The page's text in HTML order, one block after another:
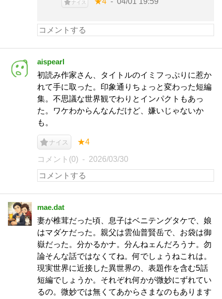
ナイス
aispearl
初読み作家さん、タイトルのイミフっぷりに惹か
れて手に取った。印象通りちょっと変わった短編
集。不思議な世界観でわりとインパクトもあっ
た。ワケわからんなんだけど、嫌いじゃないか
も。
ナイス ★4
コメント(0) 2026/03/30
mae.dat
妻が椎茸だった頃、息子はベニテングタケで、娘
はマダケだった。親父は雲仙普賢岳で、お袋は御
嶽だった。分かるかナ。分んねェんだろうナ。勿
論そんな話ではなくてね。何でしょうねこれは。
現実世界に近接した異世界の、表題作を含む5話
短編でしょうか。それぞれ何かが微妙にずれてい
るの。微妙では無くてあからさまなのもあります